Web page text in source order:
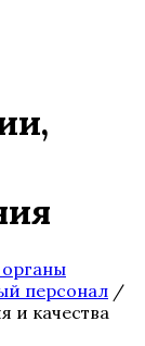
органы
персонал /
и качества